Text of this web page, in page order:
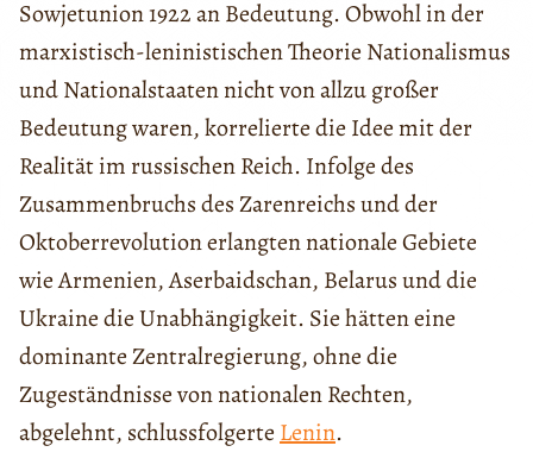
Sowjetunion 1922 an Bedeutung. Obwohl in der
marxistisch-leninistischen Theorie Nationalismus
und Nationalstaaten nicht von allzu großer
Bedeutung waren, korrelierte die Idee mit der
Realität im russischen Reich. Infolge des
Zusammenbruchs des Zarenreichs und der
Oktoberrevolution erlangten nationale Gebiete
wie Armenien, Aserbaidschan, Belarus und die
Ukraine die Unabhängigkeit. Sie hätten eine
dominante Zentralregierung, ohne die
Zugeständnisse von nationalen Rechten,
abgelehnt, schlussfolgerte Lenin.